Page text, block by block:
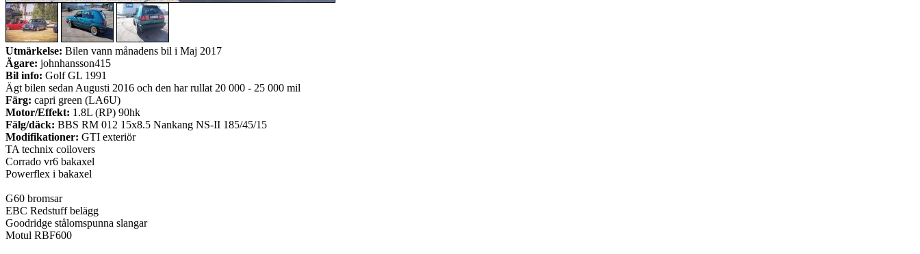
Utmärkelse: Bilen vann månadens bil i Maj 2017
Ägare: johnhansson415
Bil info: Golf GL 1991
Ägt bilen sedan Augusti 2016 och den har rullat 20 000 - 25 000 mil
Färg: capri green (LA6U)
Motor/Effekt: 1.8L (RP) 90hk
Fälg/däck: BBS RM 012 15x8.5 Nankang NS-II 185/45/15
Modifikationer: GTI exteriör
TA technix coilovers
Corrado vr6 bakaxel
Powerflex i bakaxel
G60 bromsar
EBC Redstuff belägg
Goodridge stålomspunna slangar
Motul RBF600